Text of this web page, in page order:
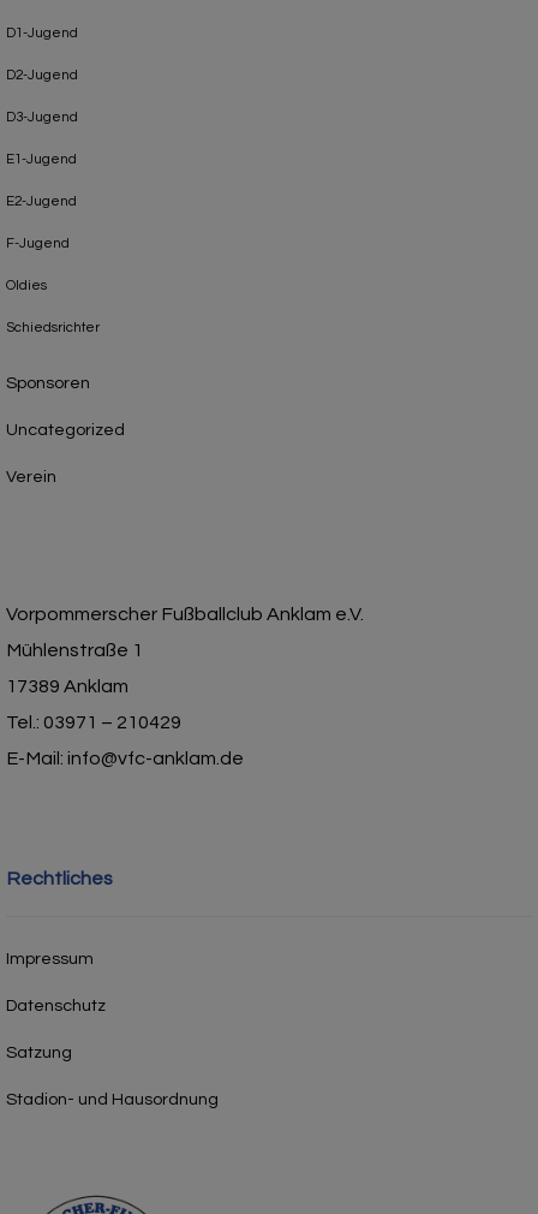
D1-Jugend
D2-Jugend
D3-Jugend
E1-Jugend
E2-Jugend
F-Jugend
Oldies
Schiedsrichter
Sponsoren
Uncategorized
Verein
Vorpommerscher Fußballclub Anklam e.V.
Mühlenstraße 1
17389 Anklam
Tel.: 03971 – 210429
E-Mail: info@vfc-anklam.de
Rechtliches
Impressum
Datenschutz
Satzung
Stadion- und Hausordnung